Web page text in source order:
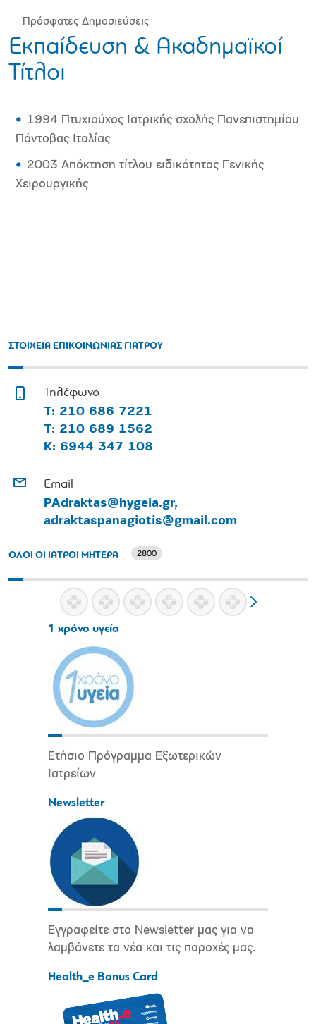
Πρόσφατες Δημοσιεύσεις
Εκπαίδευση & Ακαδημαϊκοί
Τίτλοι
1994 Πτυχιούχος Ιατρικής σχολής Πανεπιστημίου
Πάντοβας Ιταλίας
2003 Απόκτηση τίτλου ειδικότητας Γενικής
Χειρουργικής
ΣΤΟΙΧΕΙΑ ΕΠΙΚΟΙΝΩΝΙΑΣ ΓΙΑΤΡΟΥ
Τηλέφωνο
Τ: 210 686 7221
Τ: 210 689 1562
Κ: 6944 347 108
Email
PAdraktas@hygeia.gr,
adraktaspanagiotis@gmail.com
ΟΛΟΙ ΟΙ ΙΑΤΡΟΙ ΜΗΤΕΡΑ 2800
1 χρόνο υγεία
Ετήσιο Πρόγραμμα Εξωτερικών
Ιατρείων
Newsletter
Εγγραφείτε στο Newsletter μας για να
λαμβάνετε τα νέα και τις παροχές μας.
Health_e Bonus Card